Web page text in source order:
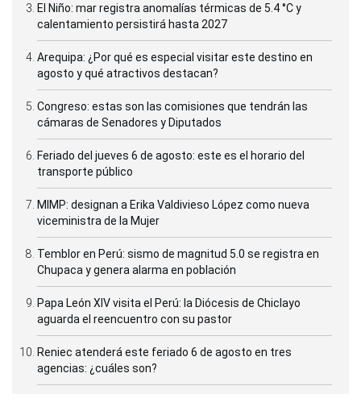
El Niño: mar registra anomalías térmicas de 5.4 °C y
calentamiento persistirá hasta 2027
Arequipa: ¿Por qué es especial visitar este destino en
agosto y qué atractivos destacan?
Congreso: estas son las comisiones que tendrán las
cámaras de Senadores y Diputados
Feriado del jueves 6 de agosto: este es el horario del
transporte público
MIMP: designan a Erika Valdivieso López como nueva
viceministra de la Mujer
Temblor en Perú: sismo de magnitud 5.0 se registra en
Chupaca y genera alarma en población
Papa León XIV visita el Perú: la Diócesis de Chiclayo
aguarda el reencuentro con su pastor
Reniec atenderá este feriado 6 de agosto en tres
agencias: ¿cuáles son?